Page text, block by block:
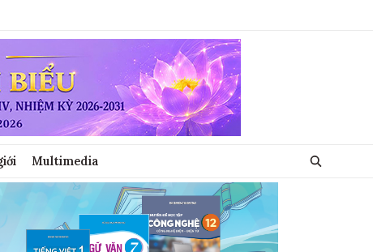
Multimedia